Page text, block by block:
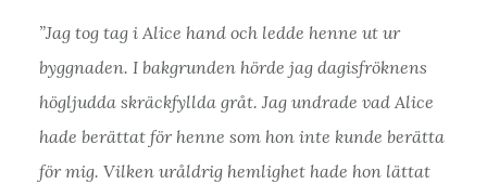
”Jag tog tag i Alice hand och ledde henne ut ur
byggnaden. I bakgrunden hörde jag dagisfröknens
högljudda skräckfyllda gråt. Jag undrade vad Alice
hade berättat för henne som hon inte kunde berätta
för mig. Vilken uråldrig hemlighet hade hon lättat